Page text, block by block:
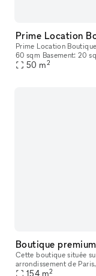
Prime Location
Prime Location Boutique - Rue du Four Total
60 sqm Basement: 20
50 m2
Boutique
Cette boutique située
arrondissement de
154m2. Elle bénéficie
154 m2